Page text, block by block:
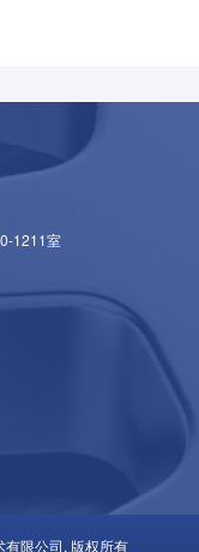
1211室
限公司. 版权所有